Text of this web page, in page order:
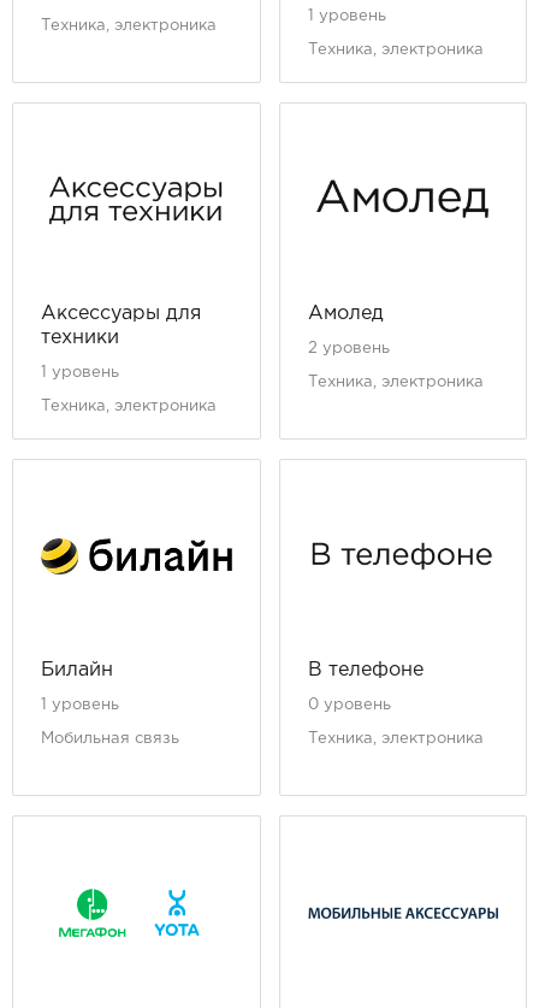
Техника, электроника
1 уровень
Техника, электроника
Аксессуары для
техники
1 уровень
Техника, электроника
Амолед
2 уровень
Техника, электроника
Билайн
1 уровень
Мобильная связь
В телефоне
0 уровень
Техника, электроника